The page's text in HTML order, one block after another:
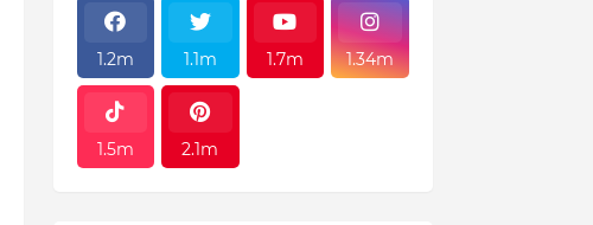
1.2m 1.1m 1.7m 1.34m
1.5m 2.1m